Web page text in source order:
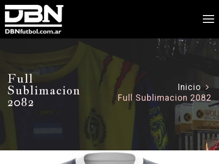
Full
Sublimacion
2082
Inicio
Full Sublimacion 2082